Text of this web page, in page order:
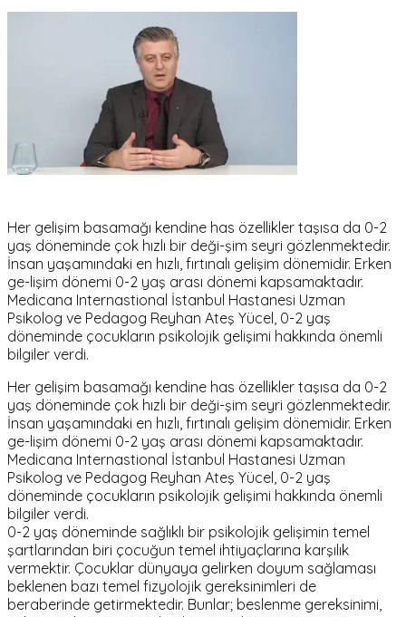
Her gelişim basamağı kendine has özellikler taşısa da 0-2
yaş döneminde çok hızlı bir deği-şim seyri gözlenmektedir.
İnsan yaşamındaki en hızlı, fırtınalı gelişim dönemidir. Erken
ge-lişim dönemi 0-2 yaş arası dönemi kapsamaktadır.
Medicana Internastional İstanbul Hastanesi Uzman
Psikolog ve Pedagog Reyhan Ateş Yücel, 0-2 yaş
döneminde çocukların psikolojik gelişimi hakkında önemli
bilgiler verdi.
Her gelişim basamağı kendine has özellikler taşısa da 0-2
yaş döneminde çok hızlı bir deği-şim seyri gözlenmektedir.
İnsan yaşamındaki en hızlı, fırtınalı gelişim dönemidir. Erken
ge-lişim dönemi 0-2 yaş arası dönemi kapsamaktadır.
Medicana Internastional İstanbul Hastanesi Uzman
Psikolog ve Pedagog Reyhan Ateş Yücel, 0-2 yaş
döneminde çocukların psikolojik gelişimi hakkında önemli
bilgiler verdi.
0-2 yaş döneminde sağlıklı bir psikolojik gelişimin temel
şartlarından biri çocuğun temel ihtiyaçlarına karşılık
vermektir. Çocuklar dünyaya gelirken doyum sağlaması
beklenen bazı temel fizyolojik gereksinimleri de
beraberinde getirmektedir. Bunlar; beslenme gereksinimi,